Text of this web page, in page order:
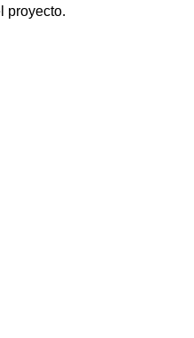
proyecto.